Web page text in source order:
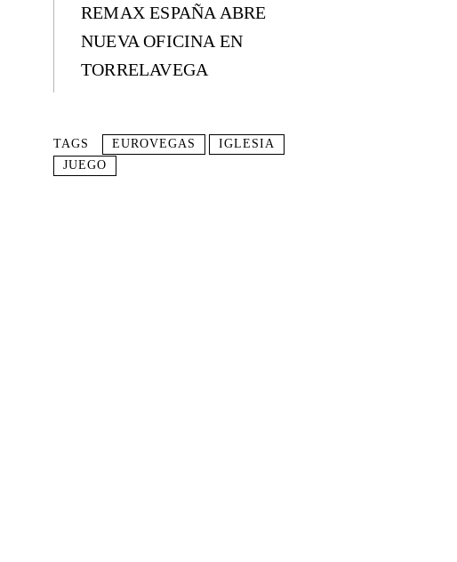
REMAX ESPAÑA ABRE
NUEVA OFICINA EN
TORRELAVEGA
TAGS EUROVEGAS
IGLESIA
JUEGO